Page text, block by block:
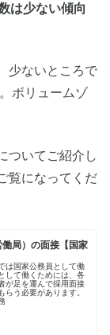
は少ない傾向
少ないところで
ボリュームゾ
ついてご紹介し
覧になってくだ
働局）の面接【国家
は国家公務員として働
して働くためには、各
が足を運んで採用面接
らう必要があります。